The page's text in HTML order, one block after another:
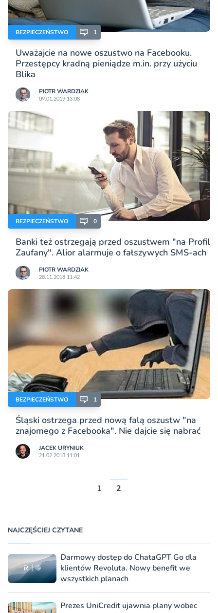
BEZPIECZEŃSTWO 1
Uważajcie na nowe oszustwo na Facebooku.
Przestępcy kradną pieniądze m.in. przy użyciu
Blika
PIOTR WARDZIAK
09.01.2019 13:08
BEZPIECZEŃSTWO 0
Banki też ostrzegają przed oszustwem "na Profil
Zaufany". Alior alarmuje o fałszywych SMS-ach
PIOTR WARDZIAK
28.11.2018 11:42
BEZPIECZEŃSTWO 1
Śląski ostrzega przed nową falą oszustw "na
znajomego z Facebooka". Nie dajcie się nabrać
JACEK URYNIUK
21.02.2018 11:01
1 2
NAJCZĘŚCIEJ CZYTANE
Darmowy dostęp do ChataGPT Go dla
klientów Revoluta. Nowy benefit we
wszystkich planach
Prezes UniCredit ujawnia plany wobec